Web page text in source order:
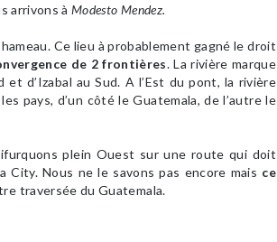
arrivons àModesto Mendez.
Ce lieu à probablement gagné le droit
de 2 frontières. La rivière marque
d’Izabal au Sud. A l’Est du pont, la rivière
pays, d’un côté le Guatemala, de l’autre le
plein Ouest sur une route qui doit
City. Nous ne le savons pas encore mais ce
traversée du Guatemala.